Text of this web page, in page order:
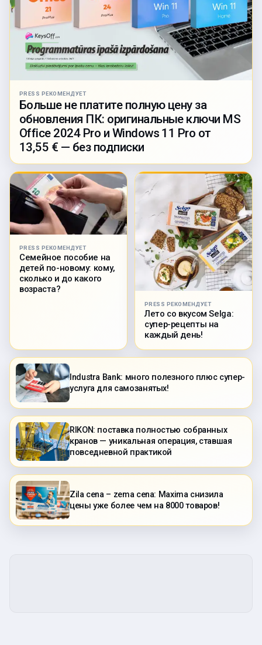
PRESS РЕКОМЕНДУЕТ
Больше не платите полную цену за
обновления ПК: оригинальные ключи MS
Office 2024 Pro и Windows 11 Pro от
13,55 € — без подписки
PRESS РЕКОМЕНДУЕТ
Семейное пособие на
детей по-новому: кому,
сколько и до какого
возраста?
PRESS РЕКОМЕНДУЕТ
Лето со вкусом Selga:
супер-рецепты на
каждый день!
Industra Bank: много полезного плюс супер-
услуга для самозанятых!
RIKON: поставка полностью собранных
кранов — уникальная операция, ставшая
повседневной практикой
Zila cena – zema cena: Maxima снизила
цены уже более чем на 8000 товаров!